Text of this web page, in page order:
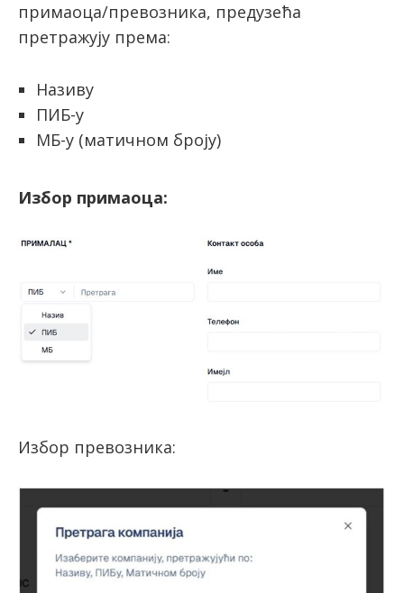
примаоца/превозника, предузећа
претражују према:
Називу
ПИБ-у
МБ-у (матичном броју)
Избор примаоца:
Избор превозника: